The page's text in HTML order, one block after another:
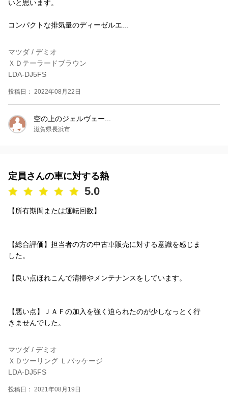
いと思います。
コンパクトな排気量のディーゼルエ...
マツダ / デミオ
ＸＤテーラードブラウン
LDA-DJ5FS
投稿日： 2022年08月22日
空の上のジェルヴェー...
滋賀県長浜市
定員さんの車に対する熱
5.0
【所有期間または運転回数】
【総合評価】担当者の方の中古車販売に対する意識を感じま
した。
【良い点ほれこんで清掃やメンテナンスをしています。
【悪い点】ＪＡＦの加入を強く迫られたのが少しなっとく行
きませんでした。
マツダ / デミオ
ＸＤツーリング Ｌパッケージ
LDA-DJ5FS
投稿日： 2021年08月19日